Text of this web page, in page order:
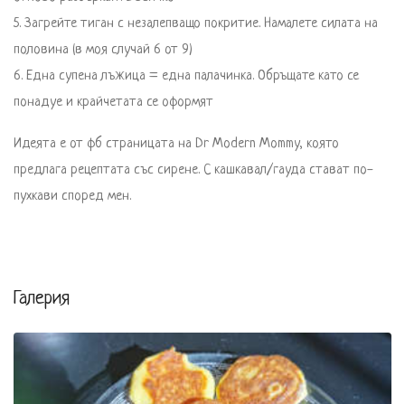
5. Загрейте тиган с незалепващо покритие. Намалете силата на
половина (в моя случай 6 от 9)
6. Една супена лъжица = една палачинка. Обръщате като се
понадуе и крайчетата се оформят
Идеята е от фб страницата нa Dr Modern Mommy, която
предлага рецептата със сирене. С кашкавал/гауда стават по-
пухкави според мен.
Галерия